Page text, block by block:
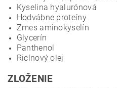
Kyselina hyalurónová
Hodvábne proteíny
Zmes aminokyselín
Glycerín
Panthenol
Ricínový olej
ZLOŽENIE